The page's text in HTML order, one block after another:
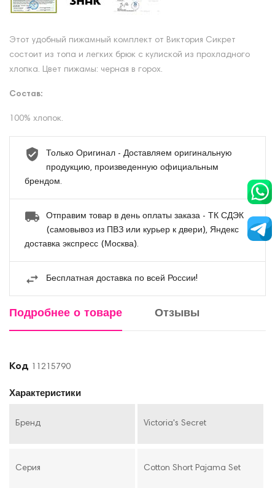
Этот удобный пижамный комплект от Виктория Сикрет
состоит из топа и легких брюк с кулиской из прохладного
хлопка. Цвет пижамы: черная в горох.
Состав:
100% хлопок.
Только Оригинал - Доставляем оригинальную
продукцию, произведенную официальным
брендом.
Отправим товар в день оплаты заказа - ТК СДЭК
(самовывоз из ПВЗ или курьер к двери), Яндекс
доставка экспресс (Москва).
Бесплатная доставка по всей России!
Подробнее о товаре Отзывы
Код 11215790
Характеристики
Бренд Victoria's Secret
Серия Cotton Short Pajama Set